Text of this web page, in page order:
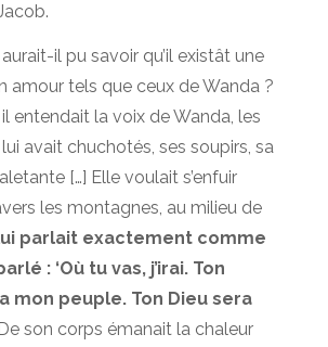
il pu savoir qu’il existât une
amour tels que ceux de Wanda ?
entendait la voix de Wanda, les
avait chuchotés, ses soupirs, sa
[…] Elle voulait s’enfuir
les montagnes, au milieu de
parlait exactement comme
: ‘Où tu vas, j’irai. Ton
mon peuple. Ton Dieu sera
De son corps émanait la chaleur